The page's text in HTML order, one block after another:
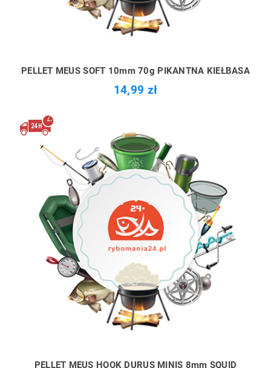
PELLET MEUS SOFT 10mm 70g PIKANTNA KIEŁBASA
14,99 zł
PELLET MEUS HOOK DURUS MINIS 8mm SQUID